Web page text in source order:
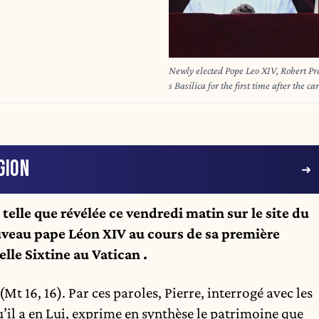
Newly elected Pope Leo XIV, Robert
s Basilica for the first time after the
Francis Prevost was on Thursday
ALESSIA GIULIANI / CPP / HANS
les cardinaux ont termine le
et missionnaire au Perou, devient le
Photographie d ALESSIA GIULIANI /
que révélée ce vendredi matin sur le site du
pape Léon XIV au cours de sa première
Sixtine au Vatican .
16, 16). Par ces paroles, Pierre, interrogé avec les
a en Lui, exprime en synthèse le patrimoine que